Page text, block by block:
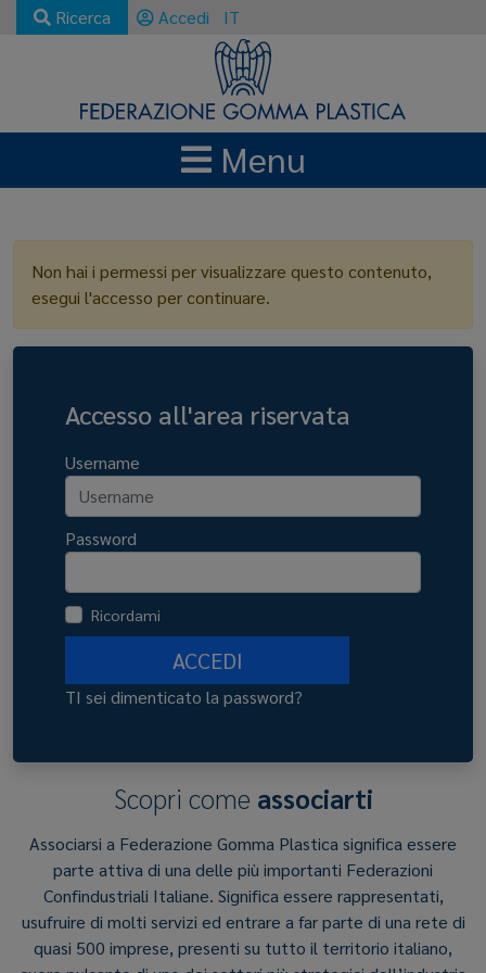
Ricerca Accedi IT
Menu
Non hai i permessi per visualizzare questo contenuto,
esegui l'accesso per continuare.
Accesso all'area riservata
Username
Password
Ricordami
ACCEDI
TI sei dimenticato la password?
Scopri come associarti
Associarsi a Federazione Gomma Plastica significa essere
parte attiva di una delle più importanti Federazioni
Confindustriali Italiane. Significa essere rappresentati,
usufruire di molti servizi ed entrare a far parte di una rete di
quasi 500 imprese, presenti su tutto il territorio italiano,